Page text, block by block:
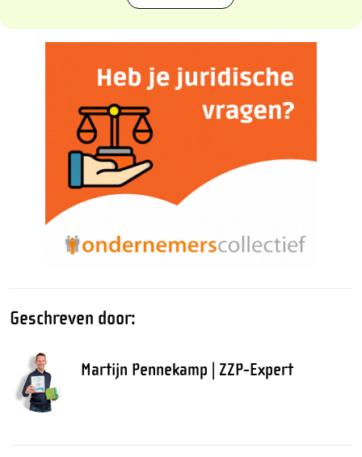
Geschreven door:
Martijn Pennekamp | ZZP-Expert